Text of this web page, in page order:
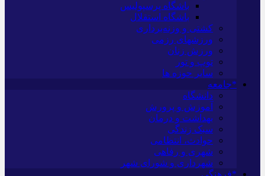
باشگاه پرسپولیس
باشگاه استقلال
کشتی و وزنه‌برداری
ورزشهای رزمی
ورزش زنان
توپ و تور
سایر حوزه ها
*جامعه
دانشگاه
آموزش و پرورش
بهداشت و درمان
سبک زندگی
حوادث، انتظامی
شهری و رفاهی
شهرداری و شورای شهر
*فرهنگی